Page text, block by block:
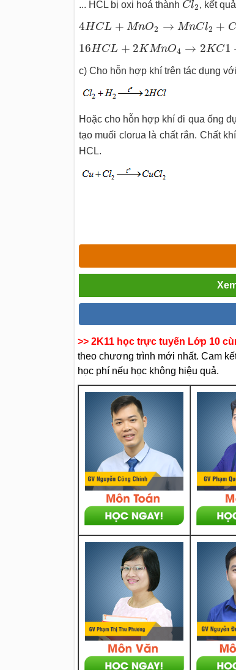
... HCL bị oxi hoá thành Cl2, kết
4HCL + MnO2 → MnCl2 + C
4 HCL+ M nO2→ n Cl2+C + 2
16HCL + 2KMnO4 → 2KC1
16 HCL+ 2 KMnO4→ K C1+2M
c) Cho hỗn hợp khí trên tác dụng
Hoặc cho hỗn hợp khí đi qua ống
tạo muối clorua là chất rắn. Chất
HCL.
>> 2K11 học trực tuyến Lớp 10
theo chương trình mới nhất. Cam
học phí nếu học không hiệu quả.